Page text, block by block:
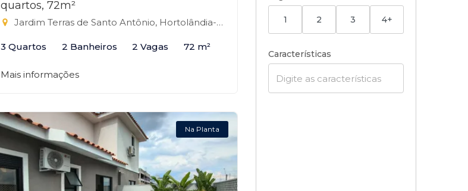
quartos, 72m²
Jardim Terras de Santo Antônio, Hortolândia-SP
3 Quartos 2 Banheiros 2 Vagas 72 m²
Mais informações
Na Planta
1 2 3 4+
Características